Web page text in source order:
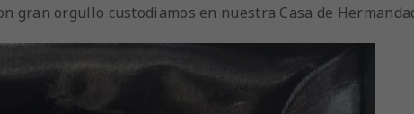
gran orgullo custodiamos en nuestra Casa de